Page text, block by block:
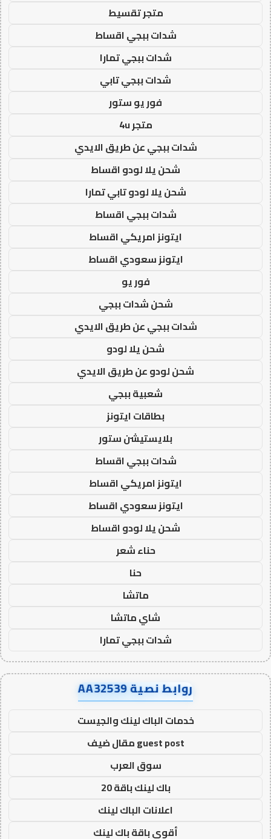
متجر تقسيط
شدات ببجي اقساط
شدات ببجي تمارا
شدات ببجي تابي
فور يو ستور
متجر 4u
شدات ببجي عن طريق الايدي
شحن يلا لودو اقساط
شحن يلا لودو تابي تمارا
شدات ببجي اقساط
ايتونز امريكي اقساط
ايتونز سعودي اقساط
فور يو
شحن شدات ببجي
شدات ببجي عن طريق الايدي
شحن يلا لودو
شحن لودو عن طريق الايدي
شعبية ببجي
بطاقات ايتونز
بلايستيشن ستور
شدات ببجي اقساط
ايتونز امريكي اقساط
ايتونز سعودي اقساط
شحن يلا لودو اقساط
حناء شعر
حنا
ماتشا
شاي ماتشا
شدات ببجي تمارا
روابط نصية AA32539
خدمات الباك لينك والجيست
guest post مقال ضيف
سوق العرب
باك لينك باقة 20
اعلانات الباك لينك
أقوى باقة باك لينك